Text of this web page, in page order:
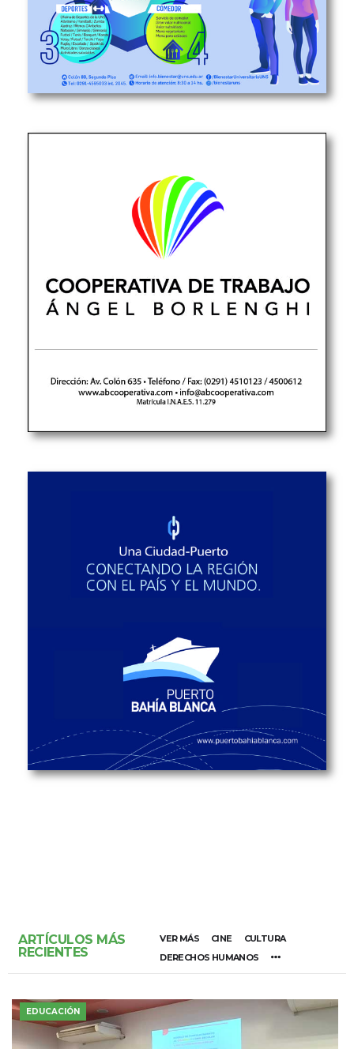
ARTÍCULOS MÁS
RECIENTES
VER MÁS CINE
CULTURA
DERECHOS HUMANOS
EDUCACIÓN